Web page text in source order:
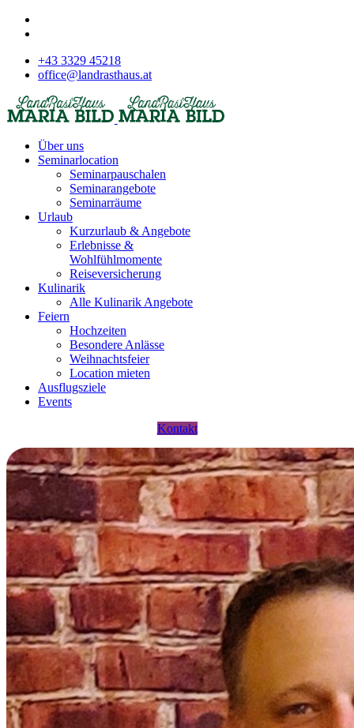
+43 3329 45218
office@landrasthaus.at
Über uns
Seminarlocation
Seminarpauschalen
Seminarangebote
Seminarräume
Urlaub
Kurzurlaub & Angebote
Erlebnisse &
Wohlfühlmomente
Reiseversicherung
Kulinarik
Alle Kulinarik Angebote
Feiern
Hochzeiten
Besondere Anlässe
Weihnachtsfeier
Location mieten
Ausflugsziele
Events
Kontakt